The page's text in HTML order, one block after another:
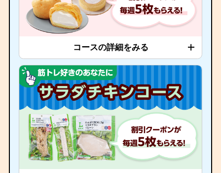
コースの詳細をみる